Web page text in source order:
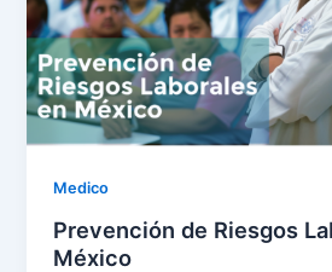
Medico
Prevención de Riesgos
México